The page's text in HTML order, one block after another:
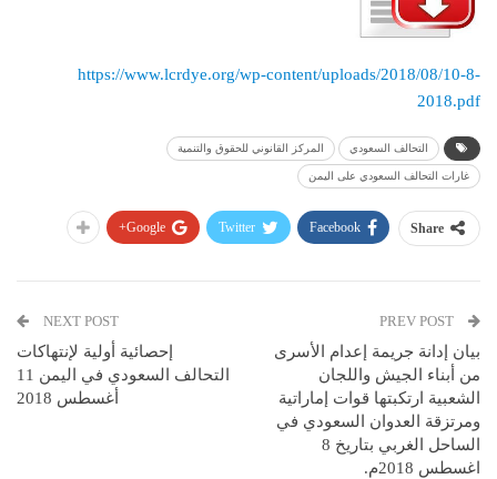
https://www.lcrdye.org/wp-content/uploads/2018/08/10-8-
2018.pdf
التحالف السعودي المركز القانوني للحقوق والتنمية
غارات التحالف السعودي على اليمن
Share
Facebook
Twitter
Google+
بيان إدانة جريمة إعدام الأسرى
من أبناء الجيش واللجان
الشعبية ارتكبتها قوات إماراتية
ومرتزقة العدوان السعودي في
الساحل الغربي بتاريخ 8
اغسطس 2018م.
NEXT POST
إحصائية أولية لإنتهاكات
التحالف السعودي في اليمن 11
أغسطس 2018